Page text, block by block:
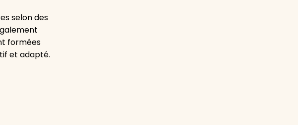
selon des
formées
et adapté.